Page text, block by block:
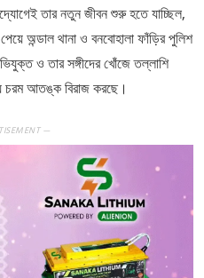
তার নতুন জীবন শুরু হতে যাচ্ছিল,
অন্ডাল থানা ও বনবোহালা ফাঁড়ির পুলিশ
ও তার সঙ্গীদের খোঁজে তল্লাশি
চরম আতঙ্ক বিরাজ করছে।
—